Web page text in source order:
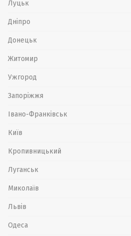
Луцьк
Дніпро
Донецьк
Житомир
Ужгород
Запоріжжя
Івано-Франківськ
Київ
Кропивницький
Луганськ
Миколаїв
Львів
Одеса